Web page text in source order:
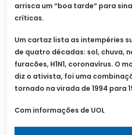
arrisca um “boa tarde” para
críticas.
Um cartaz lista as intempéries
de quatro décadas: sol, chuva,
furacões, H1N1, coronavírus. O
diz o ativista, foi uma
tornado na virada de 1994 para
Com informações de UOL